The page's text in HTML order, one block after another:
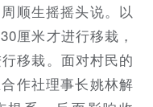
顺生摇摇头说。以
厘米才进行移栽，
移栽。面对村民的
作社理事长姚林解